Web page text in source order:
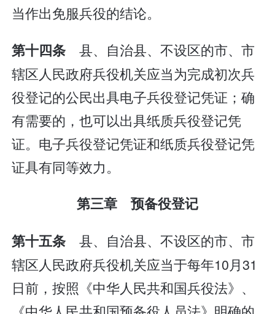
当作出免服兵役的结论。
第十四条县、自治县、不设区的市、市
辖区人民政府兵役机关应当为完成初次兵
役登记的公民出具电子兵役登记凭证；确
有需要的，也可以出具纸质兵役登记凭
证。电子兵役登记凭证和纸质兵役登记凭
证具有同等效力。
第三章 预备役登记
第十五条县、自治县、不设区的市、市
辖区人民政府兵役机关应当于每年10月31
日前，按照《中华人民共和国兵役法》、